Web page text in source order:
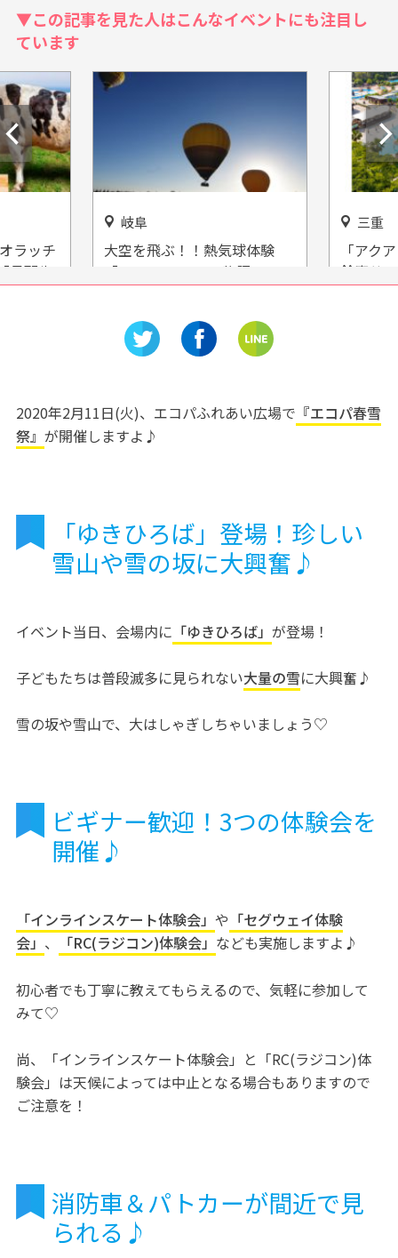
▼この記事を見た人はこんなイベントにも注目し
ています
ラッチ
那牛
牧場
岐阜
大空を飛ぶ！！熱気球体験
「HEAT BALLOON物語」
三重
「アク
鈴鹿サ
2020年2月11日(火)、エコパふれあい広場で 『エコパ春雪
祭』 が開催しますよ♪
「ゆきひろば」登場！珍しい
雪山や雪の坂に大興奮♪
イベント当日、会場内に 「ゆきひろば」 が登場！
子どもたちは普段滅多に見られない大量の雪に大興奮♪
雪の坂や雪山で、大はしゃぎしちゃいましょう♡
ビギナー歓迎！3つの体験会を
開催♪
「インラインスケート体験会」 や 「セグウェイ体験
会」 、 「RC(ラジコン)体験会」 なども実施しますよ♪
初心者でも丁寧に教えてもらえるので、気軽に参加して
みて♡
尚、「インラインスケート体験会」と「RC(ラジコン)体
験会」は天候によっては中止となる場合もありますので
ご注意を！
消防車＆パトカーが間近で見
られる♪